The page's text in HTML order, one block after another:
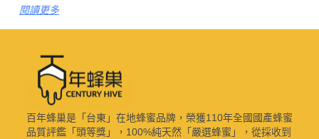
閱讀更多
百年蜂巢是「台東」在地蜂蜜品牌，榮獲110年全國國產蜂蜜
品質評鑑「頭等獎」，100%純天然「嚴選蜂蜜」，從採收到